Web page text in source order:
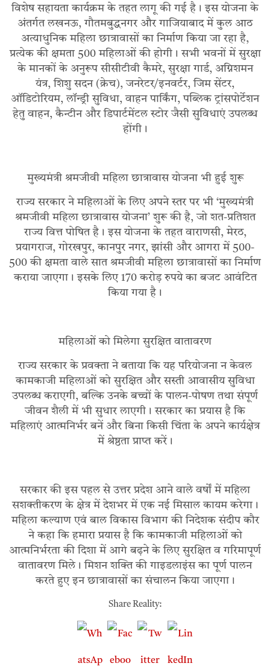
विशेष सहायता कार्यक्रम के तहत लागू की गई है। इस योजना के
अंतर्गत लखनऊ, गौतमबुद्धनगर और गाजियाबाद में कुल आठ
अत्याधुनिक महिला छात्रावासों का निर्माण किया जा रहा है,
प्रत्येक की क्षमता 500 महिलाओं की होगी। सभी भवनों में सुरक्षा
के मानकों के अनुरूप सीसीटीवी कैमरे, सुरक्षा गार्ड, अग्निशमन
यंत्र, शिशु सदन (क्रेच), जनरेटर/इनवर्टर, जिम सेंटर,
ऑडिटोरियम, लॉन्ड्री सुविधा, वाहन पार्किंग, पब्लिक ट्रांसपोर्टेशन
हेतु वाहन, कैन्टीन और डिपार्टमेंटल स्टोर जैसी सुविधाएं उपलब्ध
होंगी।
मुख्यमंत्री श्रमजीवी महिला छात्रावास योजना भी हुई शुरू
राज्य सरकार ने महिलाओं के लिए अपने स्तर पर भी ‘मुख्यमंत्री
श्रमजीवी महिला छात्रावास योजना’ शुरू की है, जो शत-प्रतिशत
राज्य वित्त पोषित है। इस योजना के तहत वाराणसी, मेरठ,
प्रयागराज, गोरखपुर, कानपुर नगर, झांसी और आगरा में 500-
500 की क्षमता वाले सात श्रमजीवी महिला छात्रावासों का निर्माण
कराया जाएगा। इसके लिए 170 करोड़ रुपये का बजट आवंटित
किया गया है।
महिलाओं को मिलेगा सुरक्षित वातावरण
राज्य सरकार के प्रवक्ता ने बताया कि​ यह परियोजना न केवल
कामकाजी महिलाओं को सुरक्षित और सस्ती आवासीय सुविधा
उपलब्ध कराएगी, बल्कि उनके बच्चों के पालन-पोषण तथा संपूर्ण
जीवन शैली में भी सुधार लाएगी। सरकार का प्रयास है कि
महिलाएं आत्मनिर्भर बनें और बिना किसी चिंता के अपने कार्यक्षेत्र
में श्रेष्ठता प्राप्त करें।
सरकार की इस पहल से उत्तर प्रदेश आने वाले वर्षों में महिला
सशक्तीकरण के क्षेत्र में देशभर में एक नई मिसाल कायम करेगा।
महिला कल्याण एवं बाल विकास विभाग की निदेशक संदीप कौर
ने कहा कि हमारा प्रयास है कि कामकाजी महिलाओं को
आत्मनिर्भरता की दिशा में आगे बढ़ने के लिए सुरक्षित व गरिमापूर्ण
वातावरण मिले। मिशन शक्ति की गाइडलाइंस का पूर्ण पालन
करते हुए इन छात्रावासों का संचालन किया जाएगा।
Share Reality: